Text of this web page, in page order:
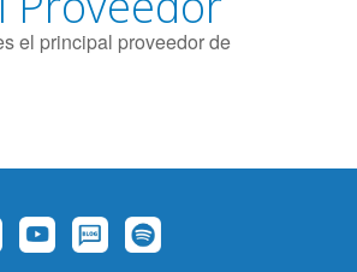
el principal proveedor de